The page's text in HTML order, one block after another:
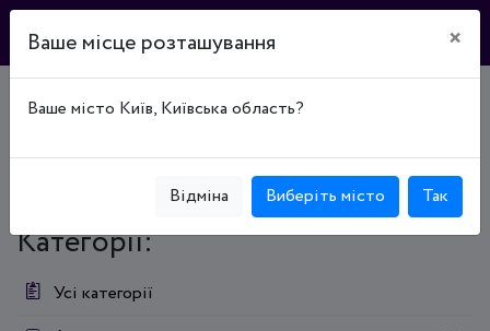
Каталог підприємств
Внешкольное образование
Мала академія наук учнівської молоді
Категорії:
Усі категорії
Ваше місце розташування ×
Ваше місто Київ, Київська область?
Відміна Виберіть місто Так